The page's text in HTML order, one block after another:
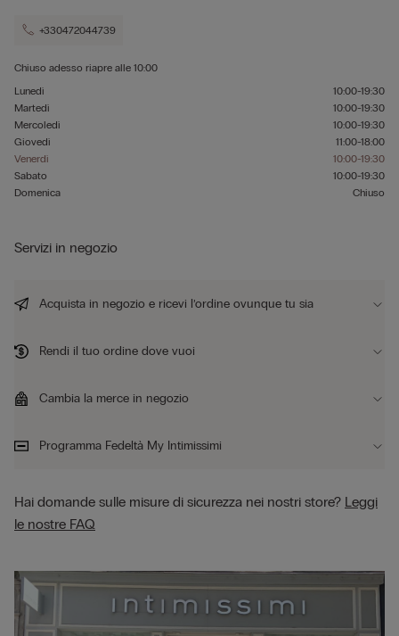
+330472044739
Chiuso adesso riapre alle 10:00
Lunedì
10:00-19:30
Martedì
10:00-19:30
Mercoledì
10:00-19:30
Giovedì
11:00-18:00
Venerdì
10:00-19:30
Sabato
10:00-19:30
Domenica
Chiuso
Servizi in negozio
Acquista in negozio e ricevi l’ordine ovunque tu sia
Rendi il tuo ordine dove vuoi
Cambia la merce in negozio
Programma Fedeltà My Intimissimi
Hai domande sulle misure di sicurezza nei nostri store? Leggi
le nostre FAQ